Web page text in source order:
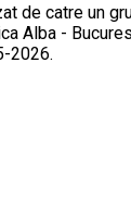
de catre un
Alba -
2026.